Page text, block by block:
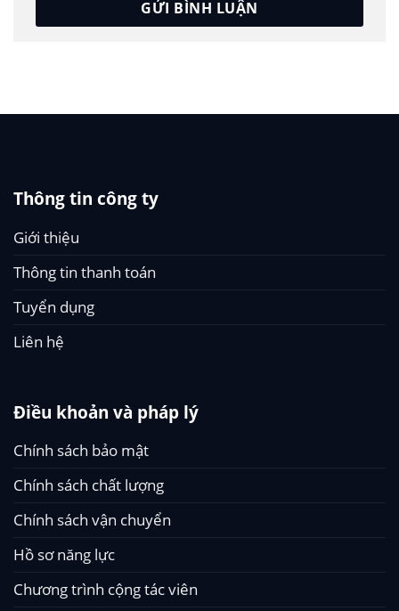
Thông tin công ty
Giới thiệu
Thông tin thanh toán
Tuyển dụng
Liên hệ
Điều khoản và pháp lý
Chính sách bảo mật
Chính sách chất lượng
Chính sách vận chuyển
Hồ sơ năng lực
Chương trình cộng tác viên